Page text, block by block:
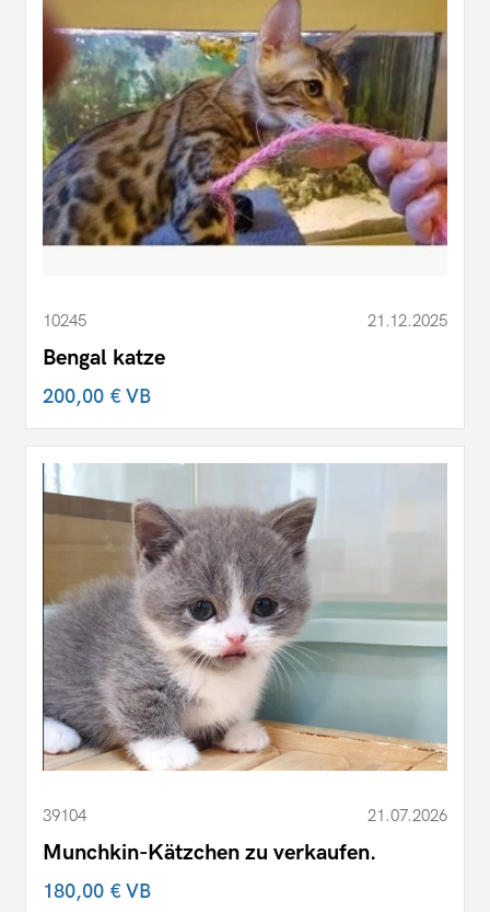
10245 21.12.2025
Bengal katze
200,00 €VB
39104 21.07.2026
Munchkin-Kätzchen zu verkaufen.
180,00 €VB